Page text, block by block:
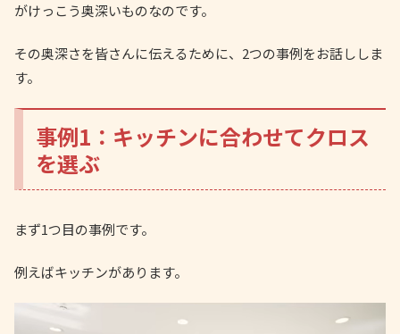
がけっこう奥深いものなのです。
その奥深さを皆さんに伝えるために、2つの事例をお話ししま
す。
事例1：キッチンに合わせてクロス
を選ぶ
まず1つ目の事例です。
例えばキッチンがあります。